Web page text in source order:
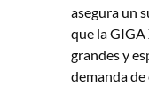
asegura un
que la GIGA
grandes y
demanda de